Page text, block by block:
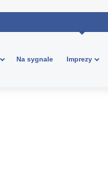
Na sygnale Imprezy